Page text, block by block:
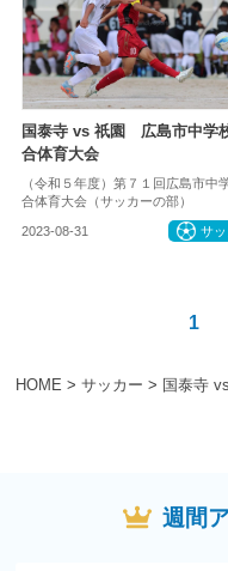
HOME > サッカー > 国泰寺
国泰寺 vs 祇園 広島市中学
合体育大会
（令和５年度）第７１回広島市中
合体育大会（サッカーの部）
2023-08-31 サ
1
週間